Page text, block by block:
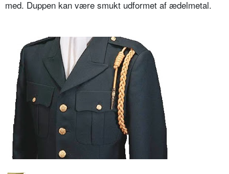
med. Duppen kan være smukt udformet af ædelmetal.